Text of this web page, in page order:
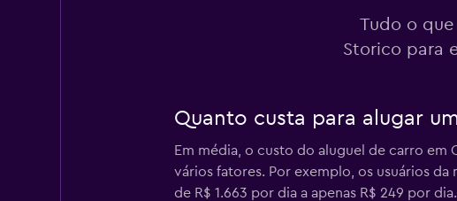
Rentscape
1 agência
Tudo o
Storico para
Quanto custa para alugar
Em média, o custo do aluguel de carro em
vários fatores. Por exemplo, os usuários
de R$ 1.663 por dia a apenas R$ 249 por dia.